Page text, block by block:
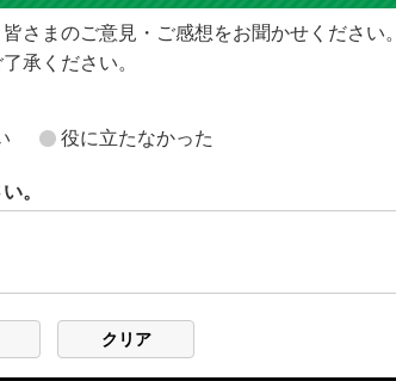
さまのご意見・ご感想をお聞かせください。
承ください。
役に立たなかった
。